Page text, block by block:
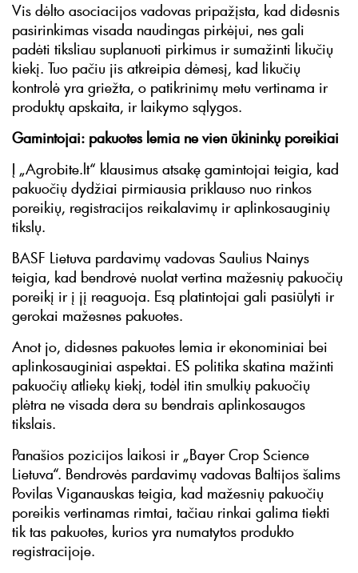
Vis dėlto asociacijos vadovas pripažįsta, kad didesnis
pasirinkimas visada naudingas pirkėjui, nes gali
padėti tiksliau suplanuoti pirkimus ir sumažinti likučių
kiekį. Tuo pačiu jis atkreipia dėmesį, kad likučių
kontrolė yra griežta, o patikrinimų metu vertinama ir
produktų apskaita, ir laikymo sąlygos.
Gamintojai: pakuotes lemia ne vien ūkininkų poreikiai
Į „Agrobite.lt“ klausimus atsakę gamintojai teigia, kad
pakuočių dydžiai pirmiausia priklauso nuo rinkos
poreikių, registracijos reikalavimų ir aplinkosauginių
tikslų.
BASF Lietuva pardavimų vadovas Saulius Nainys
teigia, kad bendrovė nuolat vertina mažesnių pakuočių
poreikį ir į jį reaguoja. Esą platintojai gali pasiūlyti ir
gerokai mažesnes pakuotes.
Anot jo, didesnes pakuotes lemia ir ekonominiai bei
aplinkosauginiai aspektai. ES politika skatina mažinti
pakuočių atliekų kiekį, todėl itin smulkių pakuočių
plėtra ne visada dera su bendrais aplinkosaugos
tikslais.
Panašios pozicijos laikosi ir „Bayer Crop Science
Lietuva“. Bendrovės pardavimų vadovas Baltijos šalims
Povilas Viganauskas teigia, kad mažesnių pakuočių
poreikis vertinamas rimtai, tačiau rinkai galima tiekti
tik tas pakuotes, kurios yra numatytos produkto
registracijoje.